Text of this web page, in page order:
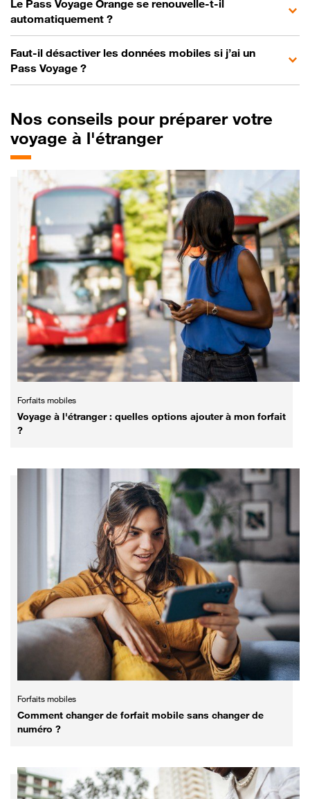
Le Pass Voyage Orange se renouvelle-t-il
automatiquement ?
Faut-il désactiver les données mobiles si j’ai un
Pass Voyage ?
Nos conseils pour préparer votre
voyage à l'étranger
Forfaits mobiles
Voyage à l'étranger : quelles options ajouter à mon forfait
?
Forfaits mobiles
Comment changer de forfait mobile sans changer de
numéro ?